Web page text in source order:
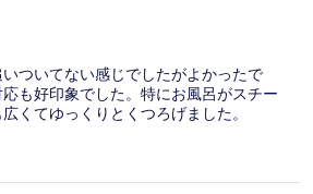
ついてない感じでしたがよかったで
も好印象でした。特にお風呂がスチー
くてゆっくりとくつろげました。